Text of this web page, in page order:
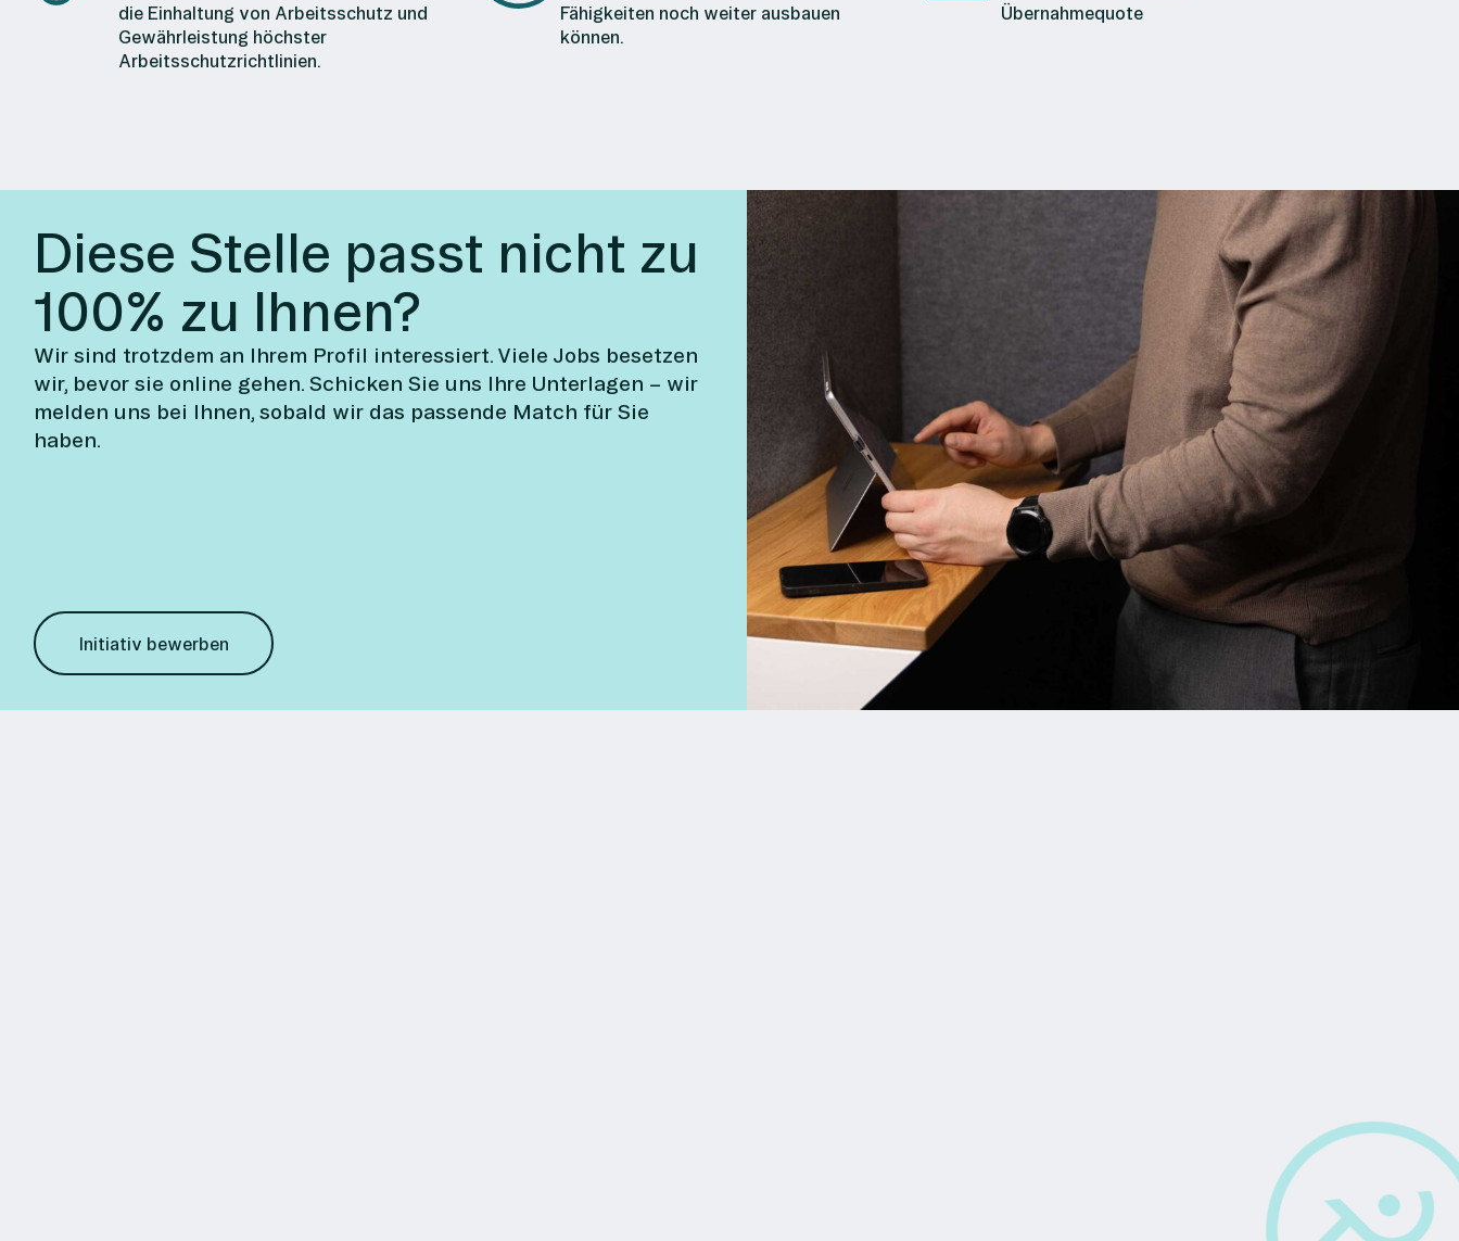
die Einhaltung von Arbeitsschutz und
Gewährleistung höchster
Arbeitsschutzrichtlinien.
Fähigkeiten noch weiter ausbauen
können.
Übernahmequote
Diese Stelle passt nicht zu
100% zu Ihnen?
Wir sind trotzdem an Ihrem Profil interessiert. Viele Jobs besetzen
wir, bevor sie online gehen. Schicken Sie uns Ihre Unterlagen – wir
melden uns bei Ihnen, sobald wir das passende Match für Sie
haben.
Initiativ bewerben